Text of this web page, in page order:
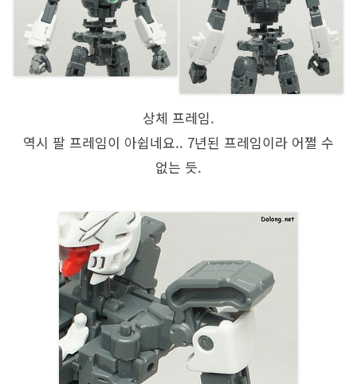
상체 프레임.
역시 팔 프레임이 아쉽네요.. 7년된 프레임이라 어쩔 수
없는 듯.